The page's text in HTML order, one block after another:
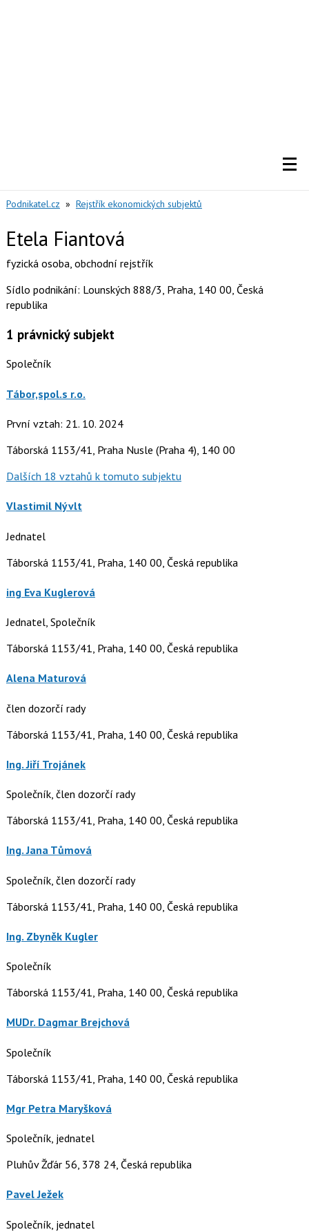
Podnikatel.cz » Rejstřík ekonomických subjektů
Etela Fiantová
fyzická osoba, obchodní rejstřík
Sídlo podnikání: Lounských 888/3, Praha, 140 00, Česká
republika
1 právnický subjekt
Společník
Tábor,spol.s r.o.
První vztah: 21. 10. 2024
Táborská 1153/41, Praha Nusle (Praha 4), 140 00
Dalších 18 vztahů k tomuto subjektu
Vlastimil Nývlt
Jednatel
Táborská 1153/41, Praha, 140 00, Česká republika
ing Eva Kuglerová
Jednatel, Společník
Táborská 1153/41, Praha, 140 00, Česká republika
Alena Maturová
člen dozorčí rady
Táborská 1153/41, Praha, 140 00, Česká republika
Ing. Jiří Trojánek
Společník, člen dozorčí rady
Táborská 1153/41, Praha, 140 00, Česká republika
Ing. Jana Tůmová
Společník, člen dozorčí rady
Táborská 1153/41, Praha, 140 00, Česká republika
Ing. Zbyněk Kugler
Společník
Táborská 1153/41, Praha, 140 00, Česká republika
MUDr. Dagmar Brejchová
Společník
Táborská 1153/41, Praha, 140 00, Česká republika
Mgr Petra Maryšková
Společník, jednatel
Pluhův Žďár 56, 378 24, Česká republika
Pavel Ježek
Společník, jednatel